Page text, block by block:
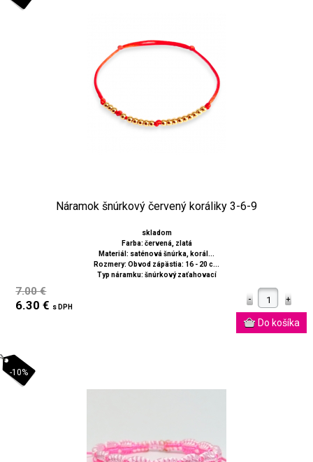
Náramok šnúrkový červený koráliky 3-6-9
skladom
Farba: červená, zlatá
Materiál: saténová šnúrka, korál...
Rozmery: Obvod zápästia: 16 - 20 c...
Typ náramku: šnúrkový zaťahovací
7.00 €
6.30 € s DPH
-10%